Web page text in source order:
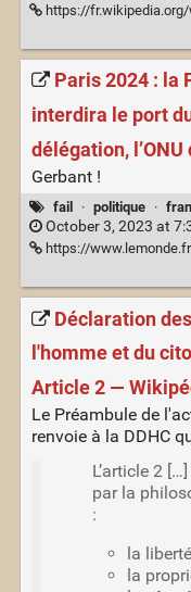
https://fr.wikipedia.org/
Paris 2024 : la
interdira le port
délégation,
Gerbant !
fail · politique ·
October 3, 2023 at
https://www.lemonde.fr/sport/article/2023/09/26/paris-
Déclaration
l'homme et du
Article 2 —
Le Préambule de
renvoie à la DDHC
L’article 2
par la
:
la
la